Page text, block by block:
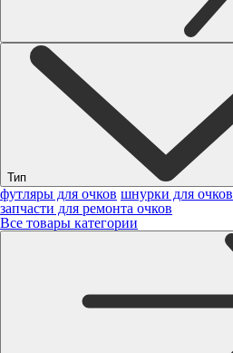
Тип
футляры для очков шнурки для очков
запчасти для ремонта очков
Все товары категории